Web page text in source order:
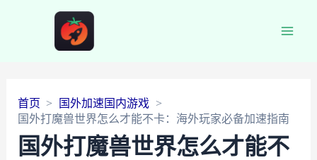
首页
国外加速国内游戏
国外打魔兽世界怎么才能不卡：海外玩家必备加速指南
国外打魔兽世界怎么才能不